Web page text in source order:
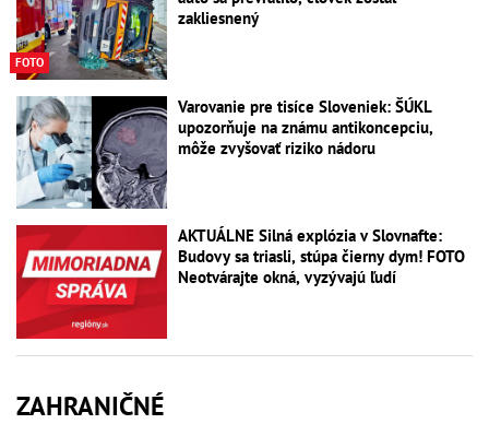
FOTO
zakliesnený
Varovanie pre tisíce Sloveniek: ŠÚKL
upozorňuje na známu antikoncepciu,
môže zvyšovať riziko nádoru
AKTUÁLNE Silná explózia v Slovnafte:
Budovy sa triasli, stúpa čierny dym! FOTO
Neotvárajte okná, vyzývajú ľudí
ZAHRANIČNÉ